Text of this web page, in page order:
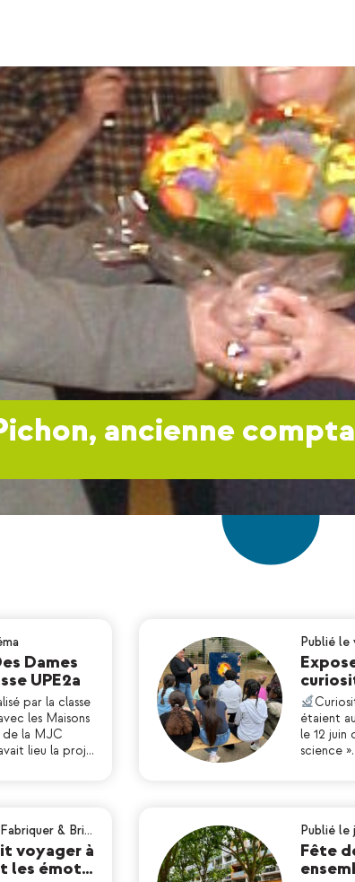
ancienne
Dames
UPE2a
par la classe
les Maisons
de la MJC
lieu la proj…
Publié le
étaient
le 12 juin
science
& Bri…
voyager à
les émot…
Publié le
Fête